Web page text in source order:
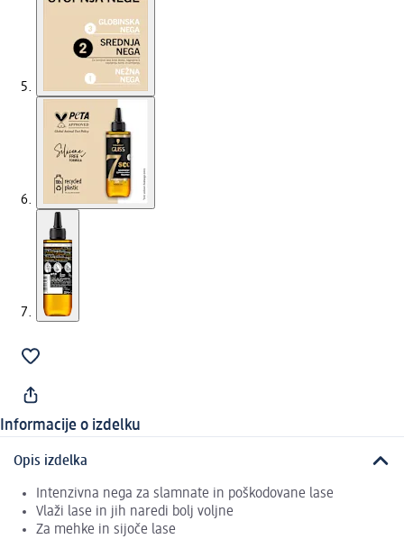
Informacije o izdelku
Opis izdelka
Intenzivna nega za slamnate in poškodovane lase
Vlaži lase in jih naredi bolj voljne
Za mehke in sijoče lase